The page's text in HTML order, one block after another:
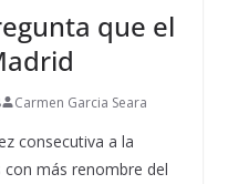
que el
Carmen Garcia Seara
consecutiva a la
más renombre del